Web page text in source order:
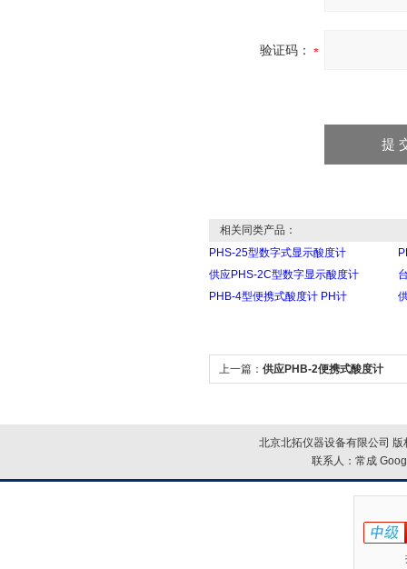
验证码：
相关同类产品：
PHS-25型数字式显示酸度计
供应PHS-2C型数字显示酸度计
PHB-4型便携式酸度计 PH计
上一篇： 供应PHB-2便携式酸度计
北京北拓仪器设备有限公司
联系人：常成